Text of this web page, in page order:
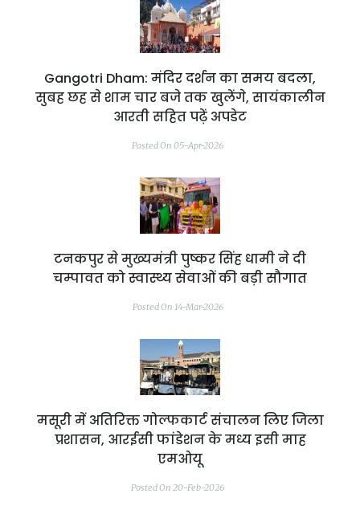
Gangotri Dham: मंदिर दर्शन का समय बदला,
सुबह छह से शाम चार बजे तक खुलेंगे, सायंकालीन
आरती सहित पढ़ें अपडेट
Posted On 05-Apr-2026
टनकपुर से मुख्यमंत्री पुष्कर सिंह धामी ने दी
चम्पावत को स्वास्थ्य सेवाओं की बड़ी सौगात
Posted On 14-Mar-2026
मसूरी में अतिरिक्त गोल्फकार्ट संचालन लिए जिला
प्रशासन, आरईसी फांडेशन के मध्य इसी माह
एमओयू
Posted On 20-Feb-2026